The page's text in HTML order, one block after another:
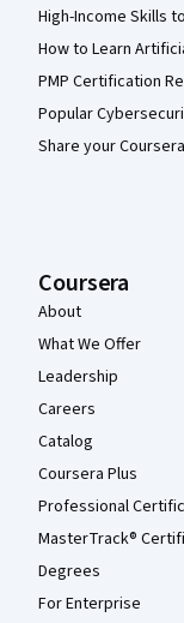
High-Income Skills
How to Learn
PMP Certification
Popular
Share your
Coursera
About
What We Offer
Leadership
Careers
Catalog
Coursera Plus
Professional
MasterTrack®
Degrees
For Enterprise